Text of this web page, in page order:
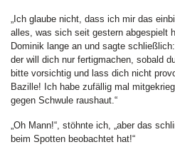
„Ich glaube nicht, dass ich mir das
alles, was sich seit gestern abgespielt
Dominik lange an und sagte
der will dich nur fertigmachen, sobald
bitte vorsichtig und lass dich nicht
Bazille! Ich habe zufällig mal
gegen Schwule raushaut.“
„Oh Mann!“, stöhnte ich, „aber das
beim Spotten beobachtet hat!“